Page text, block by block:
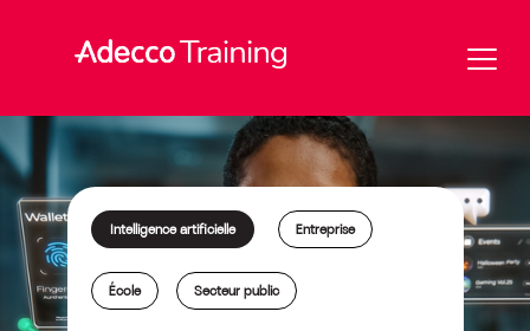
Intelligence artificielle Entreprise
École Secteur public